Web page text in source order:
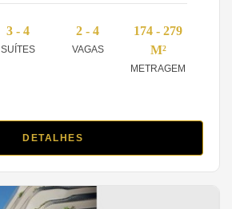
3 - 4
SUÍTES
2 - 4
VAGAS
174 - 279
M²
METRAGEM
DETALHES